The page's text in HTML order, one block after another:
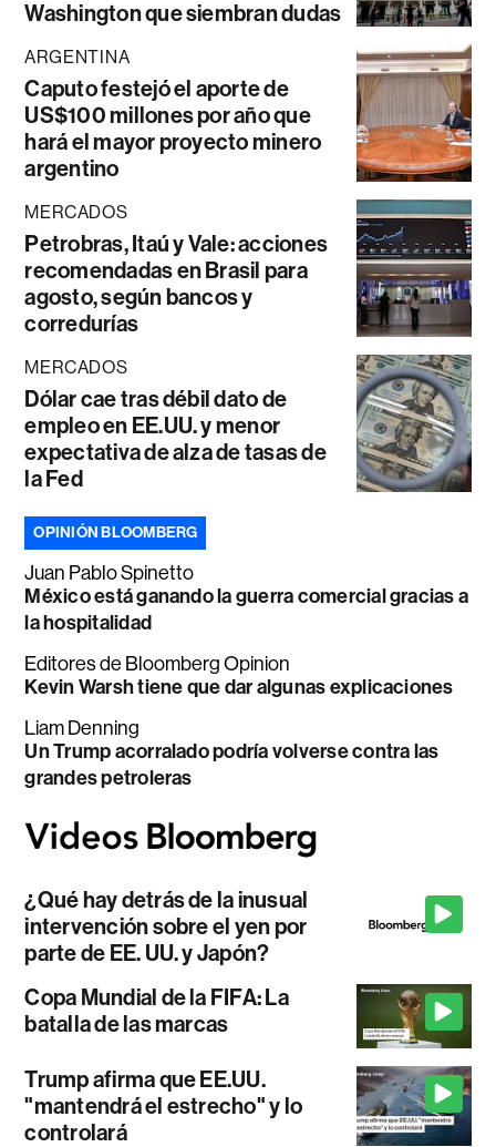
Washington que siembran dudas
ARGENTINA
Caputo festejó el aporte de
US$100 millones por año que
hará el mayor proyecto minero
argentino
MERCADOS
Petrobras, Itaú y Vale: acciones
recomendadas en Brasil para
agosto, según bancos y
corredurías
MERCADOS
Dólar cae tras débil dato de
empleo en EE.UU. y menor
expectativa de alza de tasas de
la Fed
OPINIÓN BLOOMBERG
Juan Pablo Spinetto
México está ganando la guerra comercial gracias a
la hospitalidad
Editores de Bloomberg Opinion
Kevin Warsh tiene que dar algunas explicaciones
Liam Denning
Un Trump acorralado podría volverse contra las
grandes petroleras
¿Qué hay detrás de la inusual
intervención sobre el yen por
parte de EE. UU. y Japón?
Copa Mundial de la FIFA: La
batalla de las marcas
Trump afirma que EE.UU.
"mantendrá el estrecho" y lo
controlará